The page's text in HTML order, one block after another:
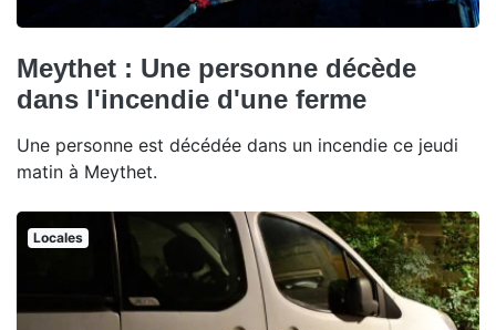
Meythet : Une personne décède
dans l'incendie d'une ferme
Une personne est décédée dans un incendie ce jeudi
matin à Meythet.
Locales